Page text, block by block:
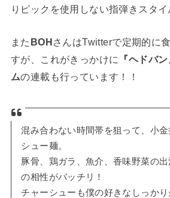
りピックを使用しない指弾きスタイ
また BOHさんはTwitterで定期的に
すが、これがきっかけに
『ヘドバ
ムの連載も行っています！！
混み合わない時間帯を狙って、小
シュー麺。
豚骨、鶏ガラ、魚介、香味野菜の
の相性がバッチリ！
チャーシューも僕の好きなしっか